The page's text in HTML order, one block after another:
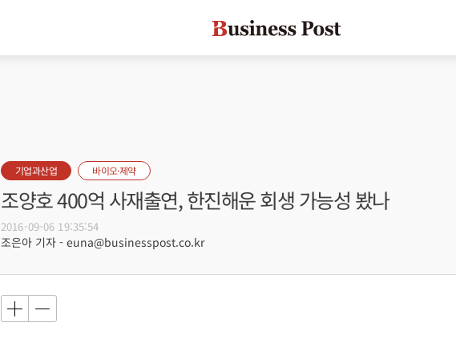
기업과산업 바이오·제약
조양호 400억 사재출연, 한진해운 회생 가능성 봤나
2016-09-06 19:35:54
조은아 기자 - euna@businesspost.co.kr